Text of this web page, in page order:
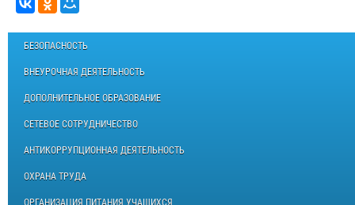
БЕЗОПАСНОСТЬ
ВНЕУРОЧНАЯ ДЕЯТЕЛЬНОСТЬ
ДОПОЛНИТЕЛЬНОЕ ОБРАЗОВАНИЕ
СЕТЕВОЕ СОТРУДНИЧЕСТВО
АНТИКОРРУПЦИОННАЯ ДЕЯТЕЛЬНОСТЬ
ОХРАНА ТРУДА